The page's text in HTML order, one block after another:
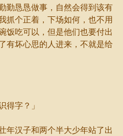
恳恳做事，自然会得到该有
抓个正着，下场如何，也不用
饭吃可以，但是他们也要付出
有坏心思的人进来，不就是给
字？」
汉子和两个半大少年站了出